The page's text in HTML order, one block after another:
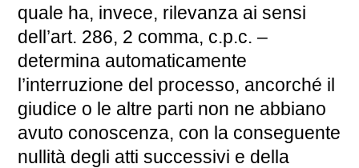
quale ha, invece, rilevanza ai sensi
dell’art. 286, 2 comma, c.p.c. –
determina automaticamente
l’interruzione del processo, ancorché il
giudice o le altre parti non ne abbiano
avuto conoscenza, con la conseguente
nullità degli atti successivi e della